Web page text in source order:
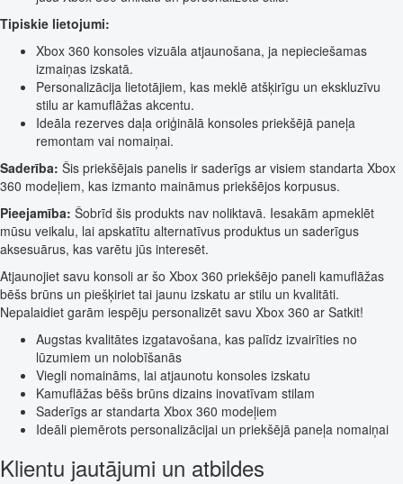
Tipiskie lietojumi:
Xbox 360 konsoles vizuāla atjaunošana, ja nepieciešamas
izmaiņas izskatā.
Personalizācija lietotājiem, kas meklē atšķirīgu un ekskluzīvu
stilu ar kamuflāžas akcentu.
Ideāla rezerves daļa oriģinālā konsoles priekšējā paneļa
remontam vai nomaiņai.
Saderība: Šis priekšējais panelis ir saderīgs ar visiem standarta Xbox
360 modeļiem, kas izmanto maināmus priekšējos korpusus.
Pieejamība: Šobrīd šis produkts nav noliktavā. Iesakām apmeklēt
mūsu veikalu, lai apskatītu alternatīvus produktus un saderīgus
aksesuārus, kas varētu jūs interesēt.
Atjaunojiet savu konsoli ar šo Xbox 360 priekšējo paneli kamuflāžas
bēšs brūns un piešķiriet tai jaunu izskatu ar stilu un kvalitāti.
Nepalaidiet garām iespēju personalizēt savu Xbox 360 ar Satkit!
Augstas kvalitātes izgatavošana, kas palīdz izvairīties no
lūzumiem un nolobīšanās
Viegli nomaināms, lai atjaunotu konsoles izskatu
Kamuflāžas bēšs brūns dizains inovatīvam stilam
Saderīgs ar standarta Xbox 360 modeļiem
Ideāli piemērots personalizācijai un priekšējā paneļa nomaiņai
Klientu jautājumi un atbildes